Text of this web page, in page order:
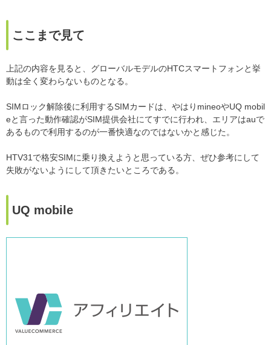
ここまで見て
上記の内容を見ると、グローバルモデルのHTCスマートフォンと挙
動は全く変わらないものとなる。
SIMロック解除後に利用するSIMカードは、やはりmineoやUQ mobil
eと言った動作確認がSIM提供会社にてすでに行われ、エリアはauで
あるもので利用するのが一番快適なのではないかと感じた。
HTV31で格安SIMに乗り換えようと思っている方、ぜひ参考にして
失敗がないようにして頂きたいところである。
UQ mobile